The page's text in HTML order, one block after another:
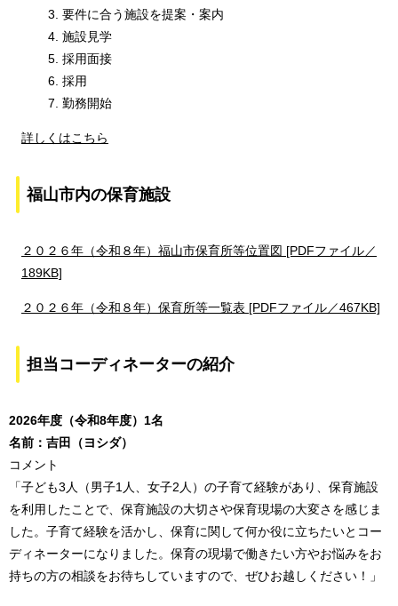
要件に合う施設を提案・案内
施設見学
採用面接
採用
勤務開始
詳しくはこちら
福山市内の保育施設
２０２６年（令和８年）福山市保育所等位置図 [PDFファイル／
189KB]
２０２６年（令和８年）保育所等一覧表 [PDFファイル／467KB]
担当コーディネーターの紹介
2026年度（令和8年度）1名
名前：吉田（ヨシダ）
コメント
「子ども3人（男子1人、女子2人）の子育て経験があり、保育施設
を利用したことで、保育施設の大切さや保育現場の大変さを感じま
した。子育て経験を活かし、保育に関して何か役に立ちたいとコー
ディネーターになりました。保育の現場で働きたい方やお悩みをお
持ちの方の相談をお待ちしていますので、ぜひお越しください！」